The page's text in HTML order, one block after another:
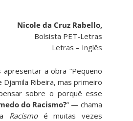
Nicole da Cruz Rabello,
Bolsista PET-Letras
Letras – Inglês
a obra “Pequeno
Djamila Ribeira, mas primeiro
sobre o porquê esse
do Racismo?” — chama
Racismoé muitas vezes